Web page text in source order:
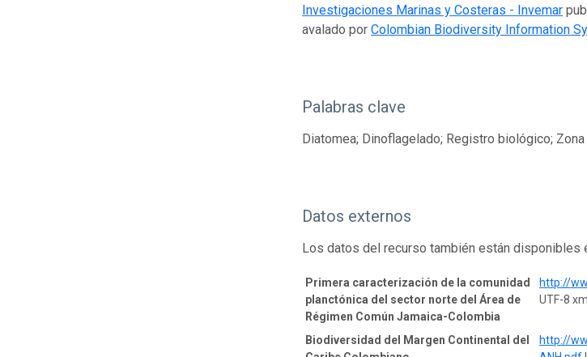
Investigaciones Marinas y Costeras - Invemar
avalado porColombian Biodiversity Information
Palabras clave
Diatomea; Dinoflagelado; Registro biológico;
Datos externos
Los datos del recurso también están disponibles
Primera caracterización de la comunidad
planctónica del sector norte del Área de
Régimen Común Jamaica-Colombia
http://
UTF-8
Biodiversidad del Margen Continental del
http://